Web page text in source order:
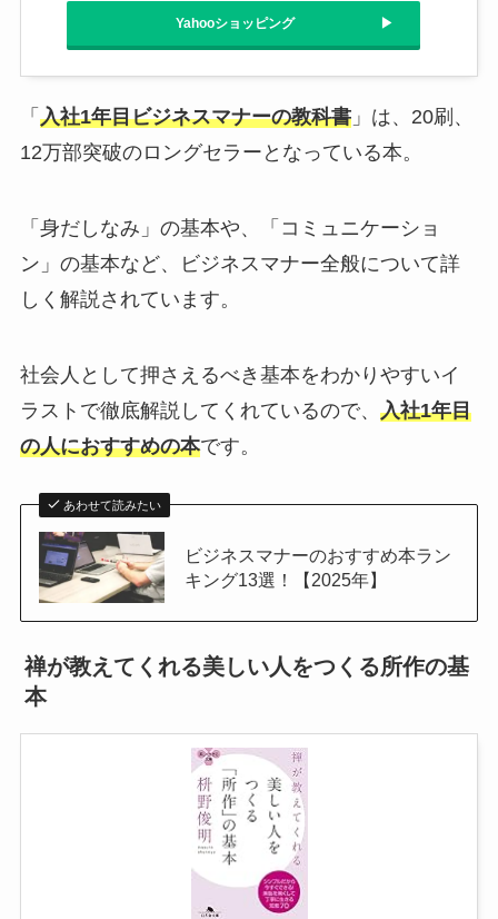
Yahooショッピング
「 入社1年目ビジネスマナーの教科書」は、20刷、
12万部突破のロングセラーとなっている本。
「身だしなみ」の基本や、「コミュニケーショ
ン」の基本など、ビジネスマナー全般について詳
しく解説されています。
社会人として押さえるべき基本をわかりやすいイ
ラストで徹底解説してくれているので、 入社1年目
の人におすすめの本です。
あわせて読みたい
ビジネスマナーのおすすめ本ラン
キング13選！【2025年】
禅が教えてくれる美しい人をつくる所作の基
本